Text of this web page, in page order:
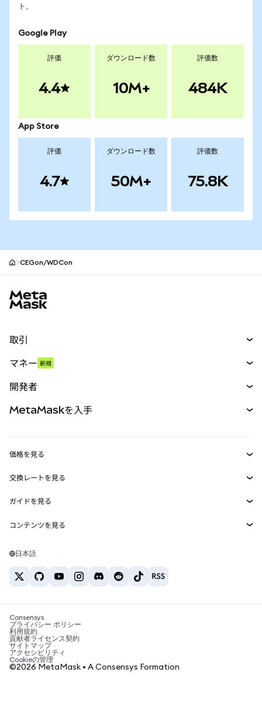
ト。
Google Play
評価
4.4
ダウンロード数
10M+
評価数
484K
App Store
評価
4.7
ダウンロード数
50M+
評価数
75.8K
CEGon/WDCon
取引
パーペチュアル
RWA
マネー 新規
開発者
MetaMask Connect
Snaps
Web3サービス
MetaMaskを入手
セキュリティ
サポート
キャリア
お問い合わせ
価格を見る
イーサリアムの価格
Solanaの価格
Tetherの価格
交換レートを見る
ETH→USD
USDT→INR
BTC→INR
ETH→USDT
ガイドを見る
ETHの購入
USDTの購入
SHIBの購入
BNBの購入
コンテンツを見る
Solanaウォレット
税制関連ニュース
暗号資産の購入方法は？
ビットコインを売るには？
日本語
Consensys
プライバシー ポリシー
利用規約
貢献者ライセンス契約
サイトマップ
アクセシビリティ
Cookieの管理
©2026 MetaMask • A Consensys Formation